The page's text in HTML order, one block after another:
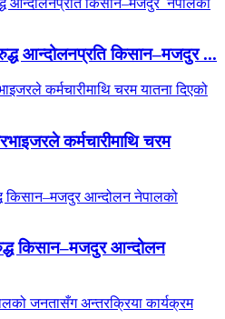
आन्दोलनप्रति किसान–मजदुर ...
कर्मचारीमाथि चरम
किसान–मजदुर आन्दोलन